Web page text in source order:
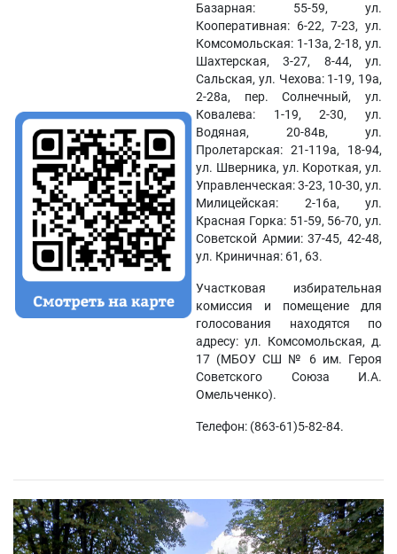
Базарная: 55-59, ул.
Кооперативная: 6-22, 7-23, ул.
Комсомольская: 1-13а, 2-18, ул.
Шахтерская, 3-27, 8-44, ул.
Сальская, ул. Чехова: 1-19, 19а,
2-28а, пер. Солнечный, ул.
Ковалева: 1-19, 2-30, ул.
Водяная, 20-84в, ул.
Пролетарская: 21-119а, 18-94,
ул. Шверника, ул. Короткая, ул.
Управленческая: 3-23, 10-30, ул.
Милицейская: 2-16а, ул.
Красная Горка: 51-59, 56-70, ул.
Советской Армии: 37-45, 42-48,
ул. Криничная: 61, 63.
Участковая избирательная
комиссия и помещение для
голосования находятся по
адресу: ул. Комсомольская, д.
17 (МБОУ СШ № 6 им. Героя
Советского Союза И.А.
Омельченко).
Телефон: (863-61)5-82-84.